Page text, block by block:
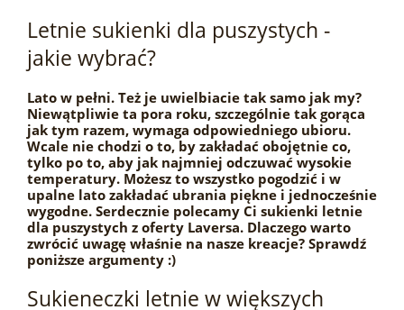
Letnie sukienki dla puszystych -
jakie wybrać?
Lato w pełni. Też je uwielbiacie tak samo jak my?
Niewątpliwie ta pora roku, szczególnie tak gorąca
jak tym razem, wymaga odpowiedniego ubioru.
Wcale nie chodzi o to, by zakładać obojętnie co,
tylko po to, aby jak najmniej odczuwać wysokie
temperatury. Możesz to wszystko pogodzić i w
upalne lato zakładać ubrania piękne i jednocześnie
wygodne. Serdecznie polecamy Ci sukienki letnie
dla puszystych z oferty Laversa. Dlaczego warto
zwrócić uwagę właśnie na nasze kreacje? Sprawdź
poniższe argumenty :)
Sukieneczki letnie w większych